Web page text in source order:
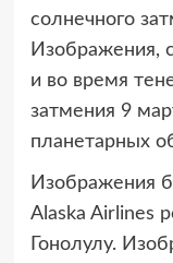
солнечного
Изображения,
и во время
затмения 9
планетарных
Изображения
Alaska Airlines
Гонолулу.